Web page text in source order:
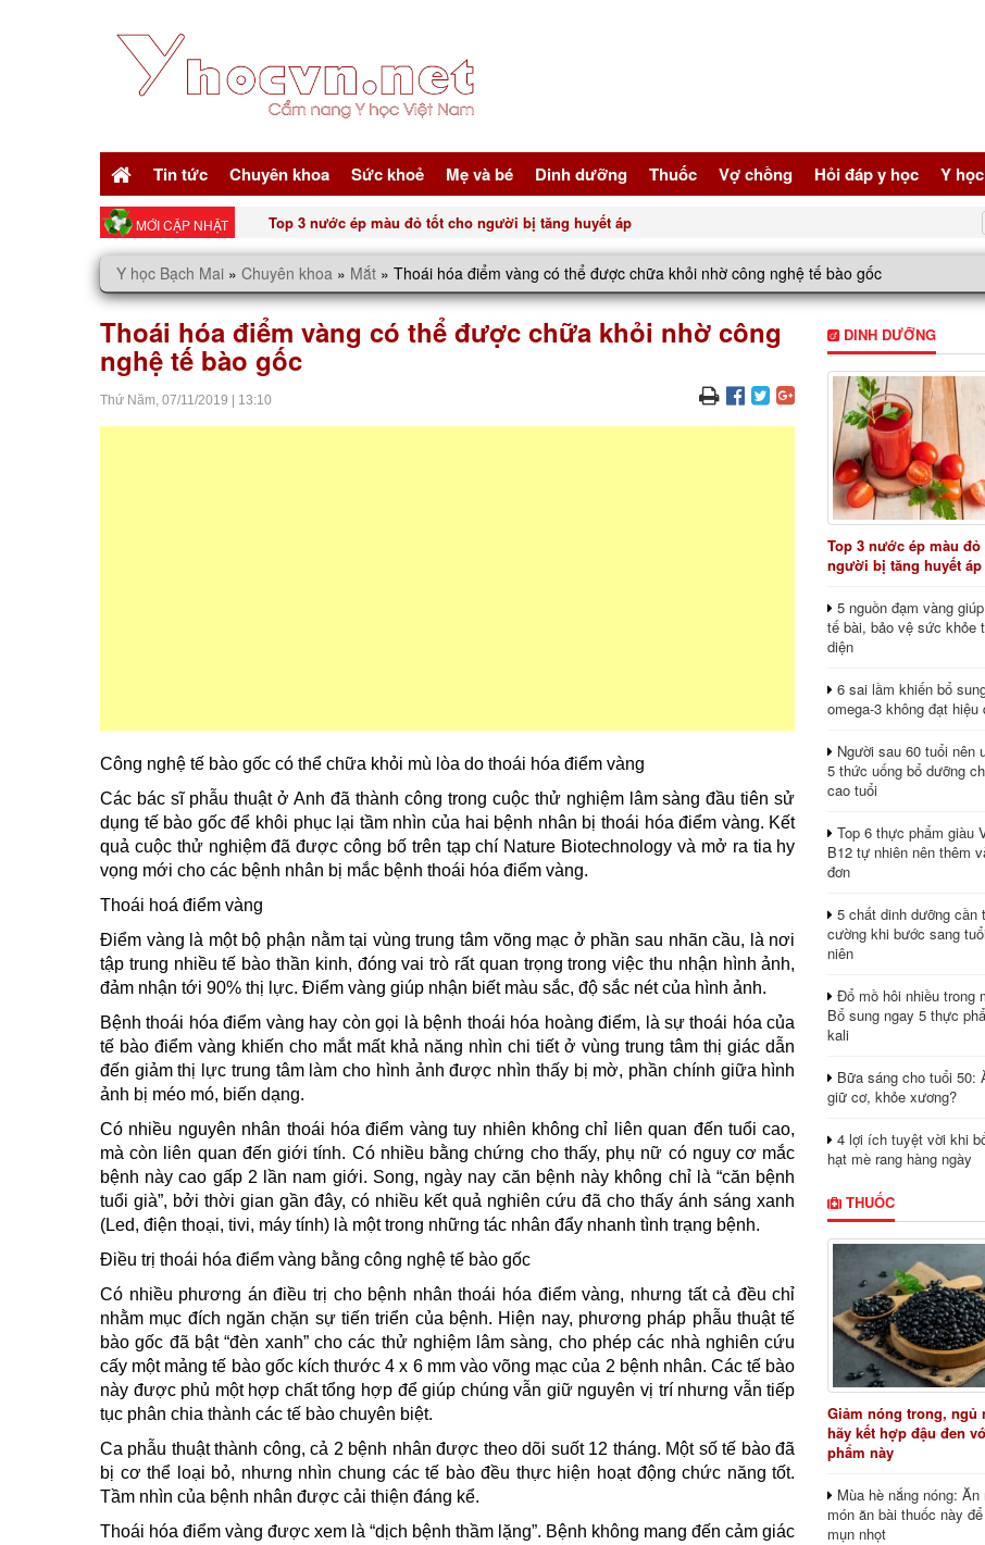
Tin tức Chuyên khoa Sức khoẻ Mẹ và bé Dinh dưỡng Thuốc Vợ chồng Hỏi đáp y học Y
MỚI CẬP NHẬT Top 3 nước ép màu đỏ tốt cho người bị tăng huyết áp
Y học Bạch Mai » Chuyên khoa » Mắt » Thoái hóa điểm vàng có thể được chữa khỏi nhờ công nghệ tế bào gốc
Thoái hóa điểm vàng có thể được chữa khỏi nhờ công
nghệ tế bào gốc
Thứ Năm, 07/11/2019 13:10
Công nghệ tế bào gốc có thể chữa khỏi mù lòa do thoái hóa điểm vàng
Các bác sĩ phẫu thuật ở Anh đã thành công trong cuộc thử nghiệm lâm sàng đầu tiên sử
dụng tế bào gốc để khôi phục lại tầm nhìn của hai bệnh nhân bị thoái hóa điểm vàng. Kết
quả cuộc thử nghiệm đã được công bố trên tạp chí Nature Biotechnology và mở ra tia hy
vọng mới cho các bệnh nhân bị mắc bệnh thoái hóa điểm vàng.
Thoái hoá điểm vàng
Điểm vàng là một bộ phận nằm tại vùng trung tâm võng mạc ở phần sau nhãn cầu, là nơi
tập trung nhiều tế bào thần kinh, đóng vai trò rất quan trọng trong việc thu nhận hình ảnh,
đảm nhận tới 90% thị lực. Điểm vàng giúp nhận biết màu sắc, độ sắc nét của hình ảnh.
Bệnh thoái hóa điểm vàng hay còn gọi là bệnh thoái hóa hoàng điểm, là sự thoái hóa của
tế bào điểm vàng khiến cho mắt mất khả năng nhìn chi tiết ở vùng trung tâm thị giác dẫn
đến giảm thị lực trung tâm làm cho hình ảnh được nhìn thấy bị mờ, phần chính giữa hình
ảnh bị méo mó, biến dạng.
Có nhiều nguyên nhân thoái hóa điểm vàng tuy nhiên không chỉ liên quan đến tuổi cao,
mà còn liên quan đến giới tính. Có nhiều bằng chứng cho thấy, phụ nữ có nguy cơ mắc
bệnh này cao gấp 2 lần nam giới. Song, ngày nay căn bệnh này không chỉ là “căn bệnh
tuổi già”, bởi thời gian gần đây, có nhiều kết quả nghiên cứu đã cho thấy ánh sáng xanh
(Led, điện thoại, tivi, máy tính) là một trong những tác nhân đẩy nhanh tình trạng bệnh.
Điều trị thoái hóa điểm vàng bằng công nghệ tế bào gốc
Có nhiều phương án điều trị cho bệnh nhân thoái hóa điểm vàng, nhưng tất cả đều chỉ
nhằm mục đích ngăn chặn sự tiến triển của bệnh. Hiện nay, phương pháp phẫu thuật tế
bào gốc đã bật “đèn xanh” cho các thử nghiệm lâm sàng, cho phép các nhà nghiên cứu
cấy một mảng tế bào gốc kích thước 4 x 6 mm vào võng mạc của 2 bệnh nhân. Các tế bào
này được phủ một hợp chất tổng hợp để giúp chúng vẫn giữ nguyên vị trí nhưng vẫn tiếp
tục phân chia thành các tế bào chuyên biệt.
Ca phẫu thuật thành công, cả 2 bệnh nhân được theo dõi suốt 12 tháng. Một số tế bào đã
bị cơ thể loại bỏ, nhưng nhìn chung các tế bào đều thực hiện hoạt động chức năng tốt.
Tầm nhìn của bệnh nhân được cải thiện đáng kể.
Thoái hóa điểm vàng được xem là “dịch bệnh thầm lặng”. Bệnh không mang đến cảm giác
DINH DƯỠNG
Top 3 nước ép màu
người bị tăng huyết áp
5 nguồn đạm vàng
tế bài, bảo vệ sức khỏe
diện
6 sai lầm khiến bổ
omega-3 không đạt hiệu
Người sau 60 tuổi nên
5 thức uống bổ dưỡng
cao tuổi
Top 6 thực phẩm giàu
B12 tự nhiên nên thêm
đơn
5 chất dinh dưỡng cần
cường khi bước sang
niên
Đổ mồ hôi nhiều trong
Bổ sung ngay 5 thực
kali
Bữa sáng cho tuổi 50:
giữ cơ, khỏe xương?
4 lợi ích tuyệt vời khi
hạt mè rang hàng ngày
THUỐC
Giảm nóng trong, ngủ
hãy kết hợp đậu đen
phẩm này
Mùa hè nắng nóng: Ăn
món ăn bài thuốc này
mụn nhọt